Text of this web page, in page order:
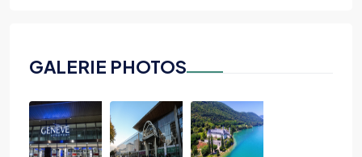
GALERIE PHOTOS